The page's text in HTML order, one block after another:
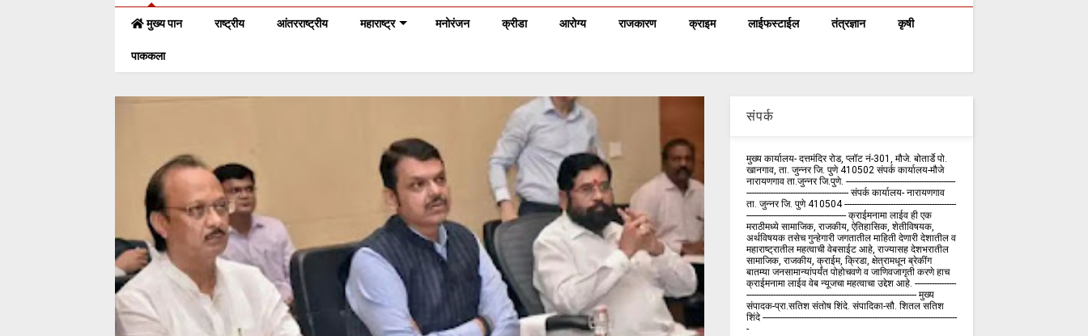
मुख्य पान राष्ट्रीय आंतरराष्ट्रीय महाराष्ट्र मनोरंजन क्रीडा आरोग्य राजकारण क्राइम लाईफस्टाईल तंत्रज्ञान कृषी
पाककला
संपर्क
मुख्य कार्यालय- दत्तमंदिर रोड, प्लॉट नं-301, मौजे. बोतार्डे पो.
खानगाव, ता. जुन्नर जि. पुणे 410502 संपर्क कार्य‍ालय-मौजे
नारायणगाव ता.जुन्नर जि.पुणे. ---------------------------------------------
------------------------------------------ संपर्क कार्यालय- नारायणगाव
ता. जुन्नर जि. पुणे 410504 ----------------------------------------------
----------------------------------------- क्राईमनामा लाईव ही एक
मराठीमध्ये सामाजिक, राजकीय, ऐतिहासिक, शेतीविषयक,
अर्थविषयक तसेच गुन्हेगारी जगतातील माहिती देणारी देशातील व
महाराष्ट्रातील महत्वाची वेबसाईट आहे, राज्यासह देशभरातील
सामाजिक, राजकीय, क्राईम, क्रिडा, क्षेत्रामधून ब्रेकींग
बातम्या जनसामान्यांपर्यंत पोहोचवणे व जाणिवजागृती करणे हाच
क्राईमनामा लाईव वेब न्यूजचा महत्वाचा उद्देश आहे. -----------------
---------------------------------------------------------------------- मुख्य
संपादक-प्रा.सतिश संतोष शिंदे. संपादिका-सौ. शितल सतिश
शिंदे --------------------------------------------------------------------------------
-